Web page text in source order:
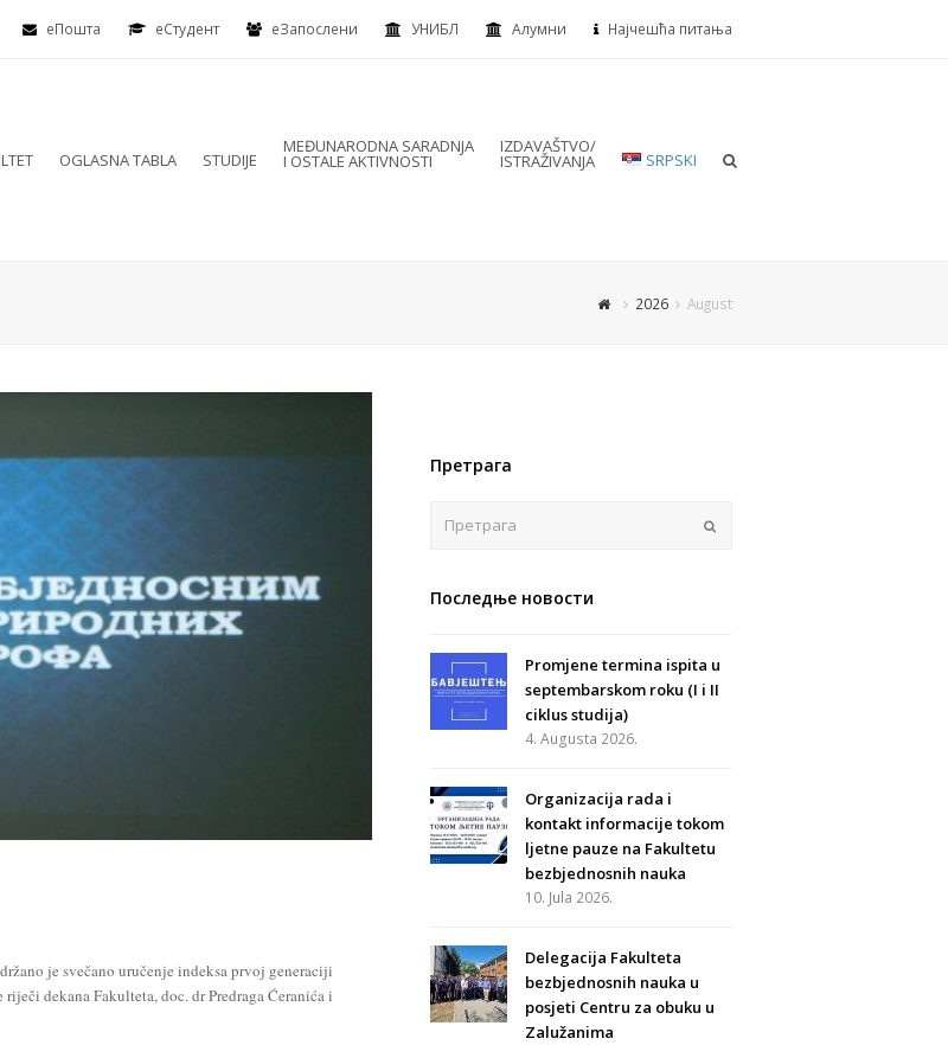
еПошта eСтудент еЗапослени УНИБЛ Алумни Најчешћа питања
OGLASNA TABLA STUDIJE
MEĐUNARODNA SARADNJA
I OSTALE AKTIVNOSTI
IZDAVAŠTVO/
ISTRAŽIVANJA SRPSKI
2026 August
je svečano uručenje indeksa prvoj generaciji
dekana Fakulteta, doc. dr Predraga Ćeranića i
Претрага
Последње новости
Promjene termina ispita u
septembarskom roku (I i II
ciklus studija)
4. Augusta 2026.
Organizacija rada i
kontakt informacije tokom
ljetne pauze na Fakultetu
bezbjednosnih nauka
10. Jula 2026.
Delegacija Fakulteta
bezbjednosnih nauka u
posjeti Centru za obuku u
Zalužanima